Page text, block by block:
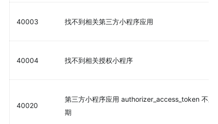
40003 找不到相关第三方小程序应用
40004 找不到相关授权小程序
40020
第三方小程序应用 authorizer_access_token 不正
期